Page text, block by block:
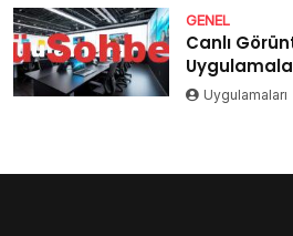
GENEL
Canlı
Uygulamaları